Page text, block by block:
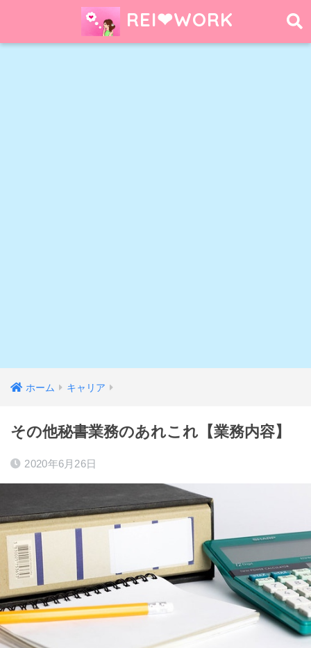
REI❤︎WORK
ホーム キャリア
その他秘書業務のあれこれ【業務内容】
2020年6月26日